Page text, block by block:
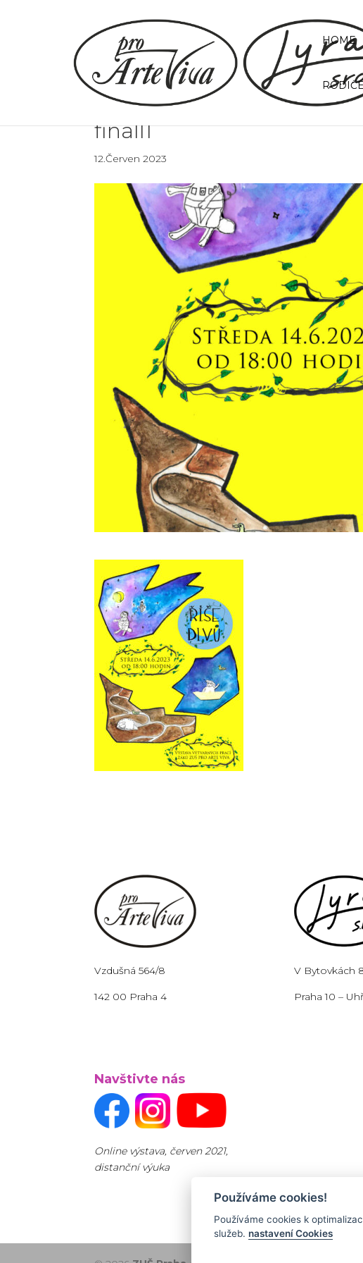
HOME
finall1
12.Červen 2023
Vzdušná 564/8
142 00 Praha 4
Navštivte nás
Online výstava, červen 2021,
distanční výuka
V Bytovkách
Praha 10 –
Používáme cookies!
Používáme cookies k
služeb. nastavení Cookies